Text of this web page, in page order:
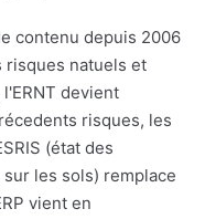
contenu depuis 2006
risques natuels et
devient
risques, les
(état des
les sols) remplace
vient en